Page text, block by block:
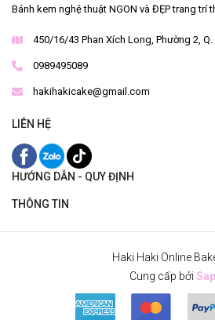
Bánh kem nghệ thuật NGON và ĐẸP trang trí
450/16/43 Phan Xích Long, Phường 2, Q.
0989495089
hakihakicake@gmail.com
LIÊN HỆ
HƯỚNG DẪN - QUY ĐỊNH
THÔNG TIN
Haki Haki Online
Cung cấp bởi